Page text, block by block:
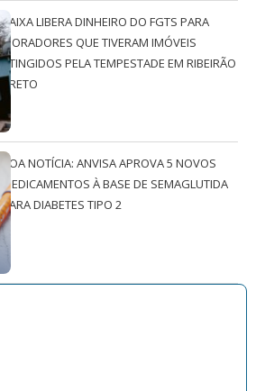
CAIXA LIBERA DINHEIRO DO FGTS PARA
MORADORES QUE TIVERAM IMÓVEIS
ATINGIDOS PELA TEMPESTADE EM RIBEIRÃO
PRETO
BOA NOTÍCIA: ANVISA APROVA 5 NOVOS
MEDICAMENTOS À BASE DE SEMAGLUTIDA
PARA DIABETES TIPO 2